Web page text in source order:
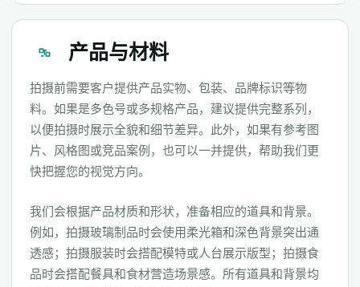
产品与材料
拍摄前需要客户提供产品实物、包装、品牌标识等物
料。如果是多色号或多规格产品，建议提供完整系列，
以便拍摄时展示全貌和细节差异。此外，如果有参考图
片、风格图或竞品案例，也可以一并提供，帮助我们更
快把握您的视觉方向。
我们会根据产品材质和形状，准备相应的道具和背景。
例如，拍摄玻璃制品时会使用柔光箱和深色背景突出通
透感；拍摄服装时会搭配模特或人台展示版型；拍摄食
品时会搭配餐具和食材营造场景感。所有道具和背景均